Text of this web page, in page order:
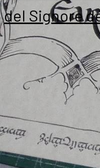
la
copyright
del Signore